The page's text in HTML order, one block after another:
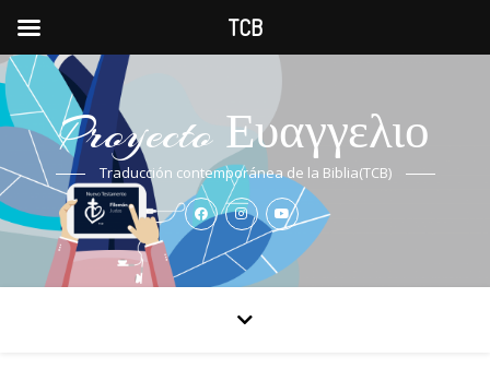
Proyecto Ευαγγελιο
Traducción contemporánea de la Biblia(TCB)
TCB